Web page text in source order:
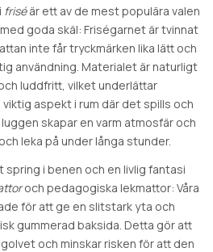
friséär ett av de mest populära valen
goda skäl: Friségarnet är tvinnat
inte får tryckmärken lika lätt och
användning. Materialet är naturligt
luddfritt, vilket underlättar
aspekt i rum där det spills och
skapar en varm atmosfär och
leka på under långa stunder.
spring i benen och en livlig fantasi
och pedagogiska lekmattor: Våra
för att ge en slitstark yta och
gummerad baksida. Detta gör att
och minskar risken för att den